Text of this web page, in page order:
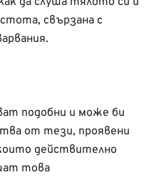
свързана с
подобни и може би
от тези, проявени
действително
това